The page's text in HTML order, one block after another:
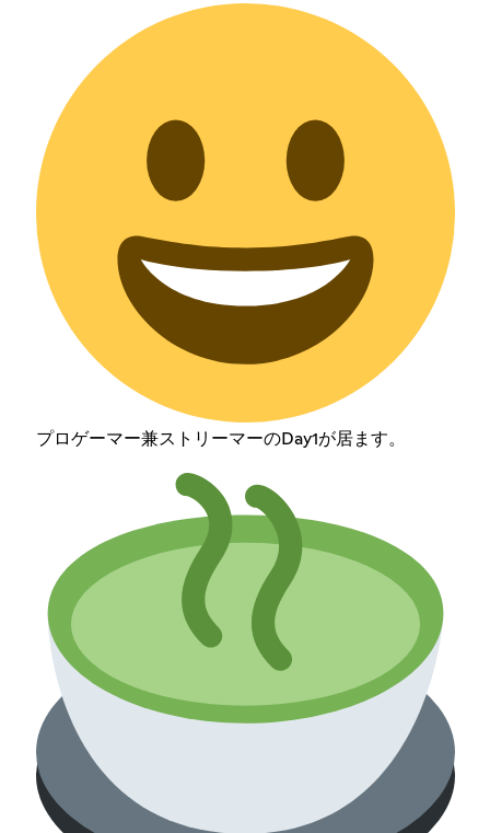
プロゲーマー兼ストリーマーのDay1が居ます。